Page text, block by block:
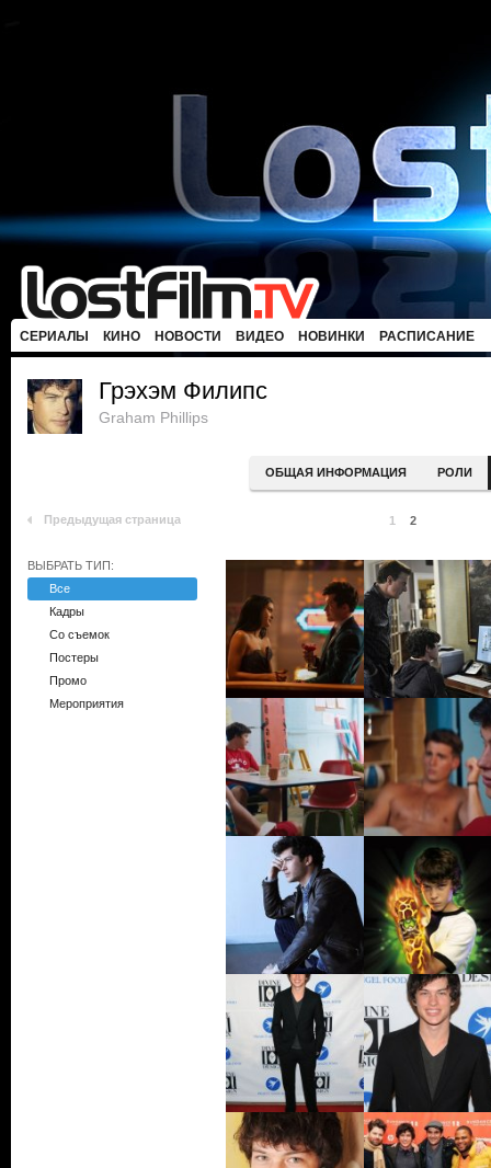
СЕРИАЛЫ КИНО НОВОСТИ ВИДЕО НОВИНКИ РАСПИСАНИЕ
Грэхэм Филипс
Graham Phillips
ОБЩАЯ ИНФОРМАЦИЯ РОЛИ
Предыдущая страница 1 2
ВЫБРАТЬ ТИП:
Все
Кадры
Со съемок
Постеры
Промо
Мероприятия